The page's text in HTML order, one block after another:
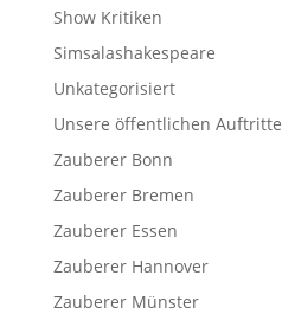
Show Kritiken
Simsalashakespeare
Unkategorisiert
Unsere öffentlichen Auftritte
Zauberer Bonn
Zauberer Bremen
Zauberer Essen
Zauberer Hannover
Zauberer Münster